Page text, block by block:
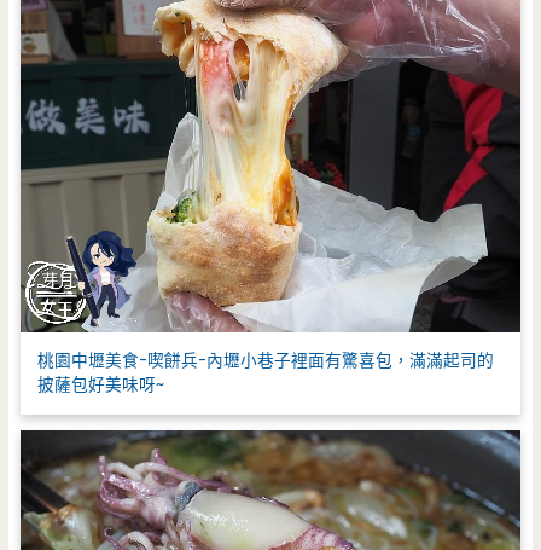
桃園中壢美食-喫餅兵-內壢小巷子裡面有驚喜包，滿滿起司的
披薩包好美味呀~